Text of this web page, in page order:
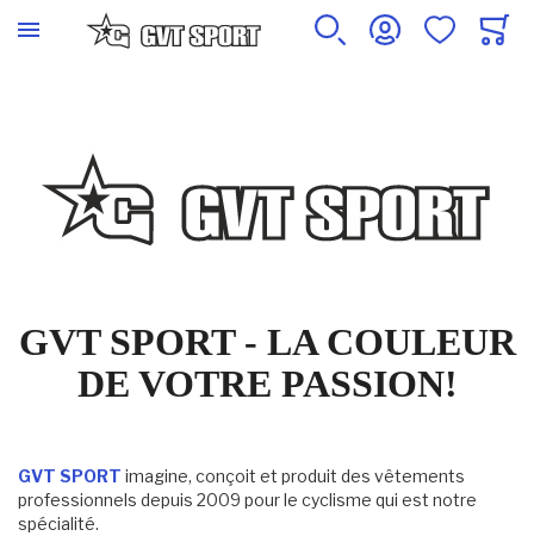
GVT SPORT - LA COULEUR
DE VOTRE PASSION!
GVT SPORT imagine, conçoit et produit des vêtements
professionnels depuis 2009 pour le cyclisme qui est notre
spécialité.